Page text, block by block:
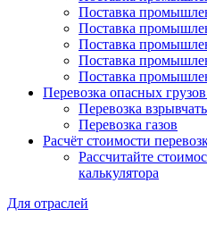
Поставка
Поставка
Поставка
Поставка
Поставка
Перевозка опасных грузов
Перевозка
Перевозка газов
Расчёт стоимости
Рассчитайте
калькулятора
Для отраслей